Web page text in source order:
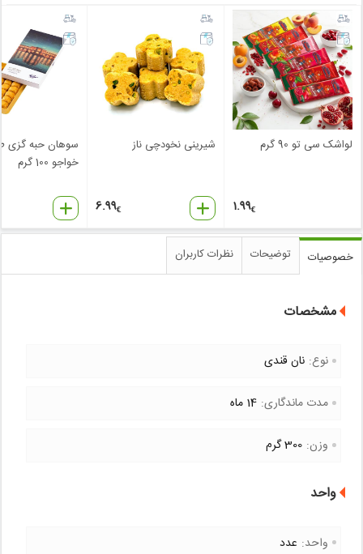
لواشک سی تو 90 گرم
1.99€
شیرینی نخودچی ناز
6.99€
سوهان حبه گزی
خواجو 100 گرم
خصوصیات توضیحات نظرات کاربران
مشخصات
نوع: نان قندی
مدت ماندگاری: 14 ماه
وزن: 300 گرم
واحد
واحد: عدد